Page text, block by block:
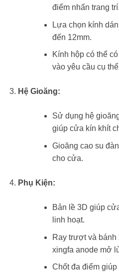
điểm nhấn trang trí.
Lựa chọn kính
đến 12mm.
Kính hộp có thể
vào yêu cầu cụ
Hệ Gioăng:
Sử dụng hệ
giúp cửa kín khít
Gioăng cao su
cho cửa.
Phụ Kiện:
Bản lề 3D giúp
linh hoạt.
Ray trượt và
xingfa anode mở
Chốt đa điểm